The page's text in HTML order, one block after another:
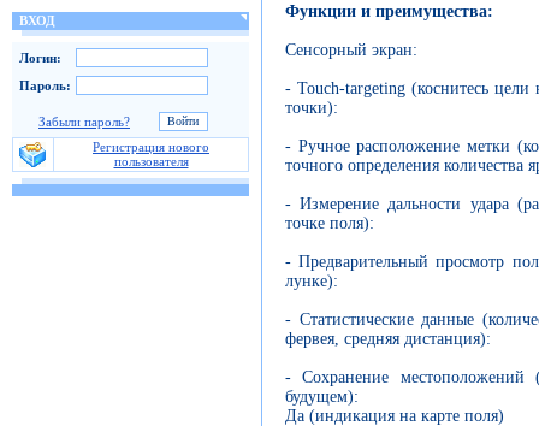
ВХОД
Логин:
Пароль:
Забыли пароль?
Регистрация нового
пользователя
Функции и преимущества:
Сенсорный экран:
- Touch-targeting (коснитесь цели
точки):
- Ручное расположение метки
точного определения количества
- Измерение дальности удара
точке поля):
- Предварительный просмотр
лунке):
- Статистические данные
фервея, средняя дистанция):
- Сохранение местоположений
будущем):
Да (индикация на карте поля)